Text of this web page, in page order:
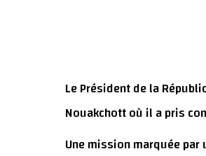
Le Président de la
Nouakchott où il a pris
Une mission marquée